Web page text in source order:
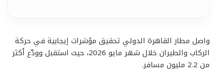
واصل مطار القاهرة الدولي تحقيق مؤشرات إيجابية في حركة
الركاب والطيران خلال شهر مايو 2026، حيث استقبل وودّع أكثر
من 2.2 مليون مسافر.